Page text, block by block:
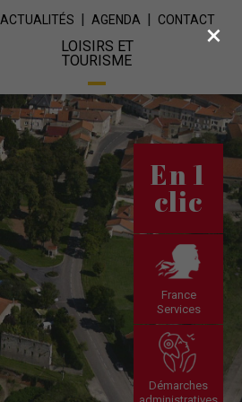
ACTUALITÉS AGENDA CONTACT
LOISIRS ET
TOURISME
En 1
clic
France
Services
Démarches
×